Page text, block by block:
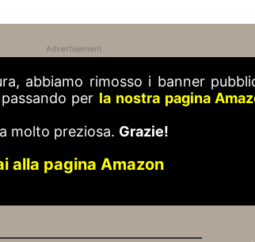
Advertisement
abbiamo rimosso i banner
per la nostra pagina
molto preziosa. Grazie!
alla pagina Amazon